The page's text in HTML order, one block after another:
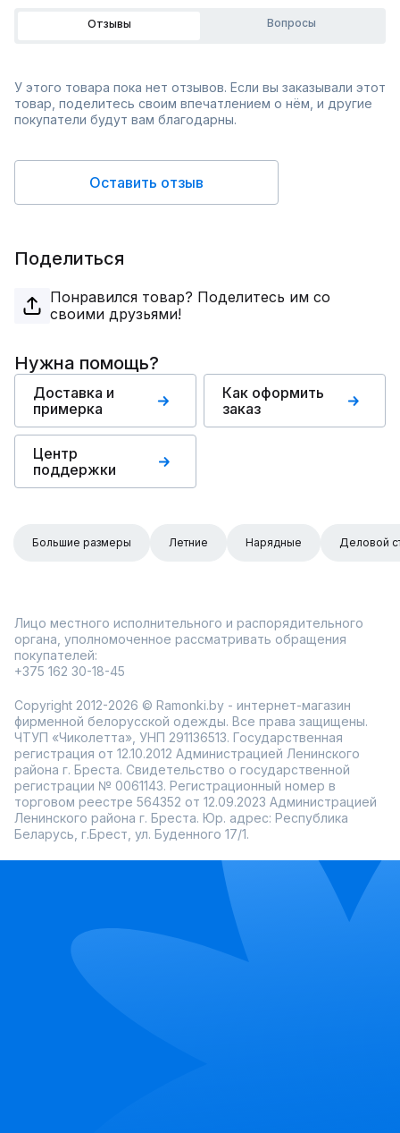
Отзывы Вопросы
У этого товара пока нет отзывов. Если вы заказывали этот
товар, поделитесь своим впечатлением о нём, и другие
покупатели будут вам благодарны.
Оставить отзыв
Поделиться
Понравился товар? Поделитесь им со
своими друзьями!
Нужна помощь?
Доставка и
примерка
Как оформить
заказ
Центр
поддержки
Большие размеры Летние Нарядные Деловой
Лицо местного исполнительного и распорядительного
органа, уполномоченное рассматривать обращения
покупателей:
+375 162 30-18-45
Copyright 2012-2026 © Ramonki.by - интернет-магазин
фирменной белорусской одежды. Все права защищены.
ЧТУП «Чиколетта», УНП 291136513. Государственная
регистрация от 12.10.2012 Администрацией Ленинского
района г. Бреста. Свидетельство о государственной
регистрации № 0061143. Регистрационный номер в
торговом реестре 564352 от 12.09.2023 Администрацией
Ленинского района г. Бреста. Юр. адрес: Республика
Беларусь, г.Брест, ул. Буденного 17/1.